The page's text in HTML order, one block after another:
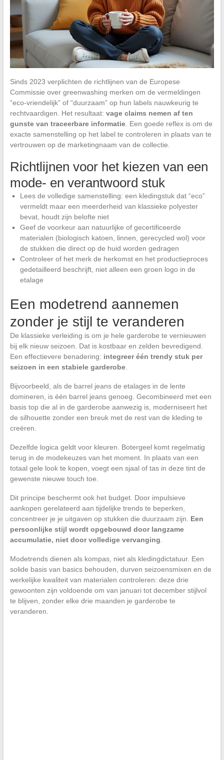
Sinds 2023 verplichten de richtlijnen van de Europese
Commissie over greenwashing merken om de vermeldingen
“eco-vriendelijk” of “duurzaam” op hun labels nauwkeurig te
rechtvaardigen. Het resultaat: vage claims nemen af ten
gunste van traceerbare informatie. Een goede reflex is om de
exacte samenstelling op het label te controleren in plaats van te
vertrouwen op de marketingnaam van de collectie.
Richtlijnen voor het kiezen van een
mode- en verantwoord stuk
Lees de volledige samenstelling: een kledingstuk dat “eco”
vermeldt maar een meerderheid van klassieke polyester
bevat, houdt zijn belofte niet
Geef de voorkeur aan natuurlijke of gecertificeerde
materialen (biologisch katoen, linnen, gerecycled wol) voor
de stukken die direct op de huid worden gedragen
Controleer of het merk de herkomst en het productieproces
gedetailleerd beschrijft, niet alleen een groen logo in de
etalage
Een modetrend aannemen
zonder je stijl te veranderen
De klassieke verleiding is om je hele garderobe te vernieuwen
bij elk nieuw seizoen. Dat is kostbaar en zelden bevredigend.
Een effectievere benadering: integreer één trendy stuk per
seizoen in een stabiele garderobe.
Bijvoorbeeld, als de barrel jeans de etalages in de lente
domineren, is één barrel jeans genoeg. Gecombineerd met een
basis top die al in de garderobe aanwezig is, moderniseert het
de silhouette zonder een breuk met de rest van de kleding te
creëren.
Dezelfde logica geldt voor kleuren. Botergeel komt regelmatig
terug in de modekeuzes van het moment. In plaats van een
totaal gele look te kopen, voegt een sjaal of tas in deze tint de
gewenste nieuwe touch toe.
Dit principe beschermt ook het budget. Door impulsieve
aankopen gerelateerd aan tijdelijke trends te beperken,
concentreer je je uitgaven op stukken die duurzaam zijn. Een
persoonlijke stijl wordt opgebouwd door langzame
accumulatie, niet door volledige vervanging
Modetrends dienen als kompas, niet als kledingdictatuur. Een
solide basis van basics behouden, durven seizoensmixen en de
werkelijke kwaliteit van materialen controleren: deze drie
gewoonten zijn voldoende om van januari tot december stijlvol
te blijven, zonder elke drie maanden je garderobe te
veranderen.